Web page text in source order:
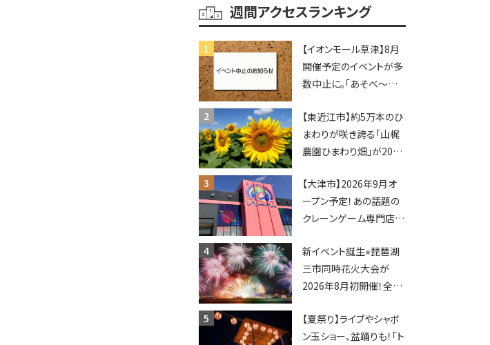
ン彦根」へGO！
週間アクセスランキング
【イオンモール草津】8月
開催予定のイベントが多
数中止に。「あそべ〜る
ショーなど
【東近江市】約5万本のひ
まわりが咲き誇る「山梶
農園ひまわり畑」が2026
ポットやキッチンカーも
登場！何度も入園できる
フリーパスも販売★
【大津市】2026年9月オ
ープン予定！あの話題の
クレーンゲーム専門店
ってくる！豊郷店に続く滋
賀2店舗目★
新イベント誕生⭐︎琵琶湖
三市同時花火大会が
2026年8月初開催！全席
マーケットも登場♪
【夏祭り】ライブやシャボ
ン玉ショー、盆踊りも！「ト